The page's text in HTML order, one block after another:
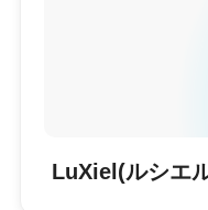
LuXiel(ルシエ